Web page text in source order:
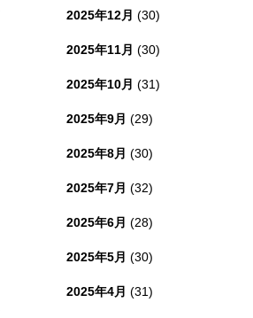
2025年12月 (30)
2025年11月 (30)
2025年10月 (31)
2025年9月 (29)
2025年8月 (30)
2025年7月 (32)
2025年6月 (28)
2025年5月 (30)
2025年4月 (31)